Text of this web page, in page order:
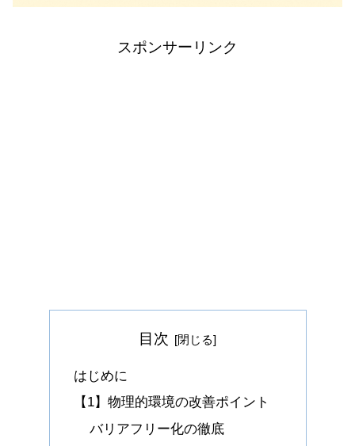
スポンサーリンク
目次
はじめに
【1】物理的環境の改善ポイント
バリアフリー化の徹底